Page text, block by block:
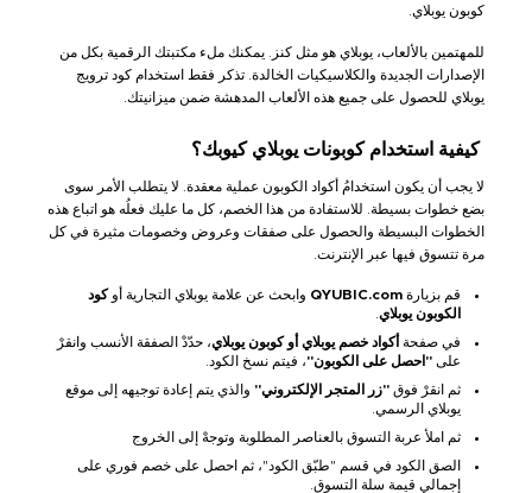
كوبون يوبلاي.
للمهتمين بالألعاب، يوبلاي هو مثل كنز. يمكنك ملء مكتبتك الرقمية بكل من
الإصدارات الجديدة والكلاسيكيات الخالدة. تذكر فقط استخدام كود ترويج
يوبلاي للحصول على جميع هذه الألعاب المدهشة ضمن ميزانيتك.
كيفية استخدام كوبونات يوبلاي كيوبك؟
لا يجب أن يكون استخدامُ أكواد الكوبون عملية معقدة. لا يتطلب الأمر سوى
بضع خطوات بسيطة. للاستفادة من هذا الخصم، كل ما عليك فعلُه هو اتباع هذه
الخطوات البسيطة والحصول على صفقات وعروض وخصومات مثيرة في كل
مرة تتسوق فيها عبر الإنترنت.
قم بزيارة QYUBIC.com وابحث عن علامة يوبلاي التجارية أوكود
الكوبون يوبلاي
في صفحة أكواد خصم يوبلاي أو كوبون يوبلاي، حدّدْ الصفقة الأنسب وانقرْ
على "احصل على الكوبون"، فيتم نسخ الكود.
ثم انقرْ فوق "زر المتجر الإلكتروني" والذي يتم إعادة توجيهه إلى موقع
يوبلاي الرسمي.
ثم املأ عربة التسوق بالعناصر المطلوبة وتوجهْ إلى الخروج
الصق الكود في قسم "طبّق الكود"، ثم احصل على خصم فوري على
إجمالي قيمة سلة التسوق.